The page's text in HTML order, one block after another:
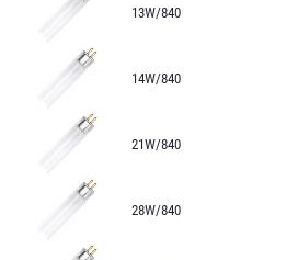
13W/840
14W/840
21W/840
28W/840